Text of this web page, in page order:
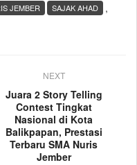
,
JEMBER
SAJAK AHAD
NEXT
Juara 2 Story Telling
Contest Tingkat
Nasional di Kota
Balikpapan, Prestasi
Terbaru SMA Nuris
Jember